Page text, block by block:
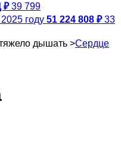
₽ 39 799
году 51 224 808 ₽ 33
дышать >Сердце